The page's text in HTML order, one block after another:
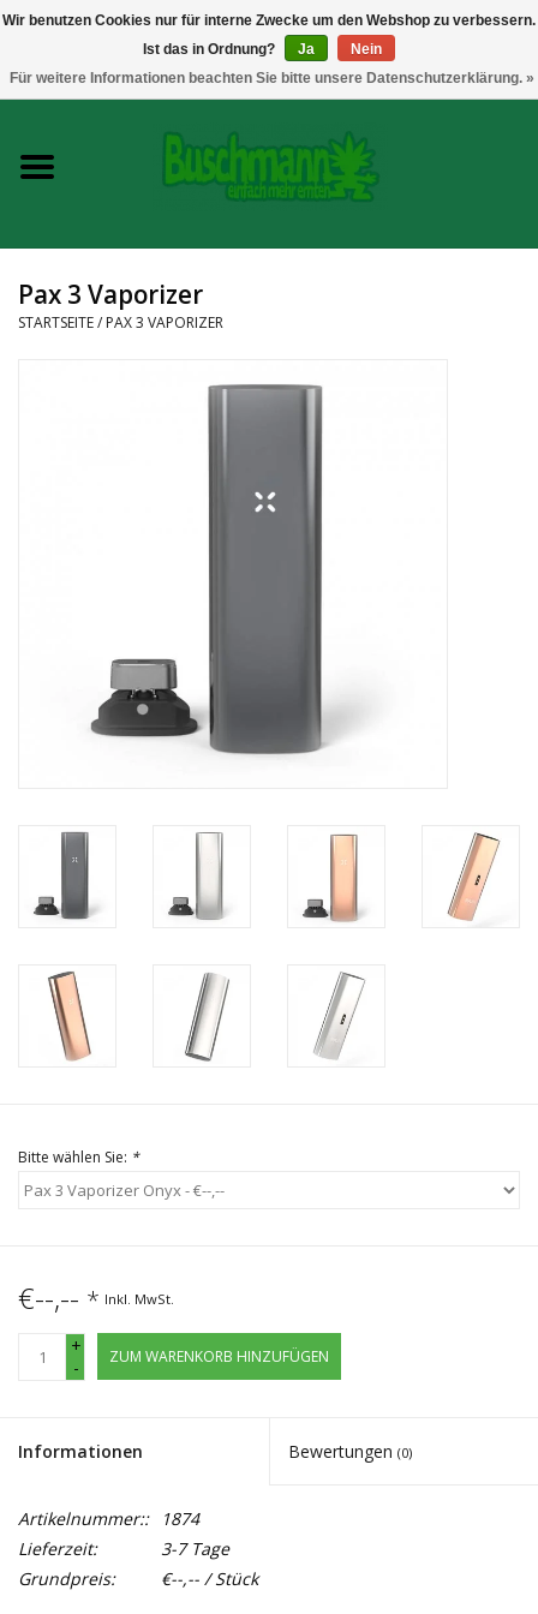
Growshop
Messtechnik
Headshop
Pax 3 Vaporizer
STARTSEITE/ PAX 3 VAPORIZER
Bitte wählen Sie: *
€--,-- * Inkl. MwSt.
+
-
ZUM WARENKORB HINZUFÜGEN
Informationen Bewertungen (0)
Artikelnummer::
1874
Lieferzeit:
3-7 Tage
Grundpreis:
€--,-- / Stück
Wir benutzen Cookies nur für interne Zwecke um den Webshop zu verbessern.
Ist das in Ordnung?
Ja
Nein
Für weitere Informationen beachten Sie bitte unsere Datenschutzerklärung. »